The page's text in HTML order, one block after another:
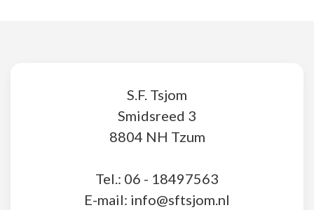
S.F. Tsjom
Smidsreed 3
8804 NH Tzum
Tel.: 06 - 18497563
E-mail: info@sftsjom.nl